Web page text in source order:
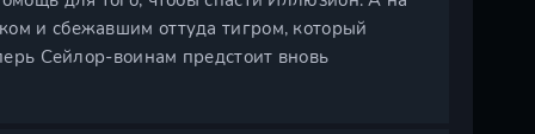
и сбежавшим оттуда тигром, который
Сейлор-воинам предстоит вновь